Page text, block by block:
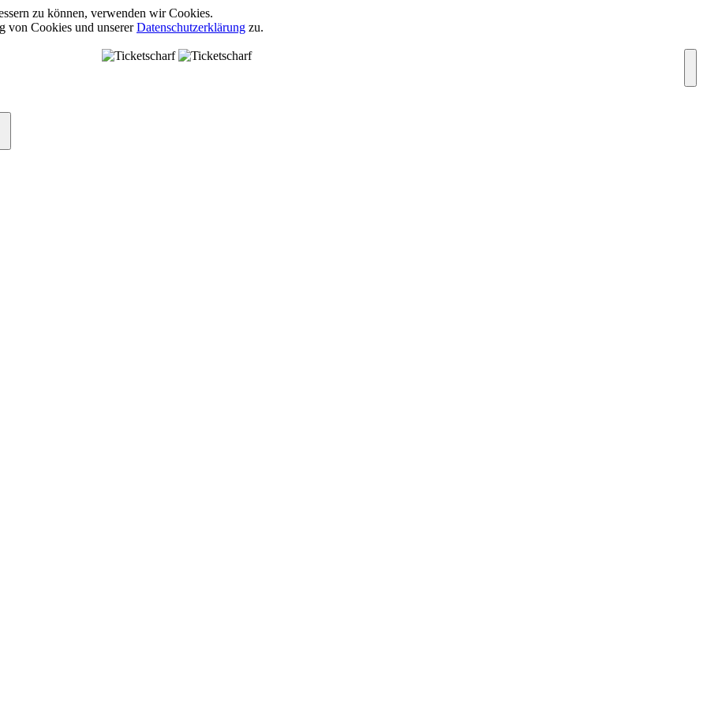
zu können, verwenden wir Cookies.
von Cookies und unsererDatenschutzerklärung zu.